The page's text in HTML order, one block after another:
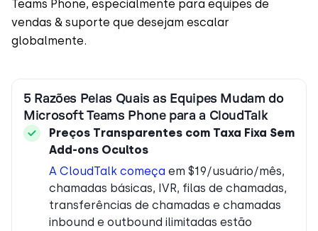
Teams Phone, especialmente para equipes de
vendas & suporte que desejam escalar
globalmente.
5 Razões Pelas Quais as Equipes Mudam do
Microsoft Teams Phone para a CloudTalk
Preços Transparentes com Taxa Fixa Sem
Add-ons Ocultos
A CloudTalk começa em $19/usuário/mês,
chamadas básicas, IVR, filas de chamadas,
transferências de chamadas e chamadas
inbound e outbound ilimitadas estão